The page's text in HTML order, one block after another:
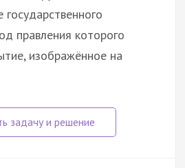
правления которого
изображённое на